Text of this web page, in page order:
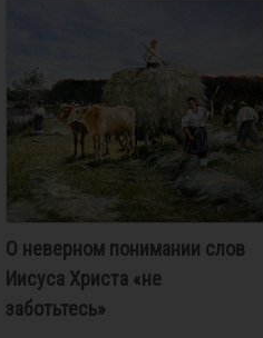
О неверном понимании слов
Иисуса Христа «не
заботьтесь»